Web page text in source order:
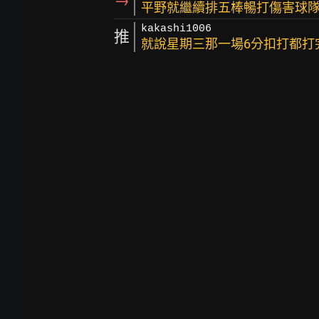
平野就繼續排五棒暢打傷害球
推 kakashi1006
就說星期三那一場6分扣打都打